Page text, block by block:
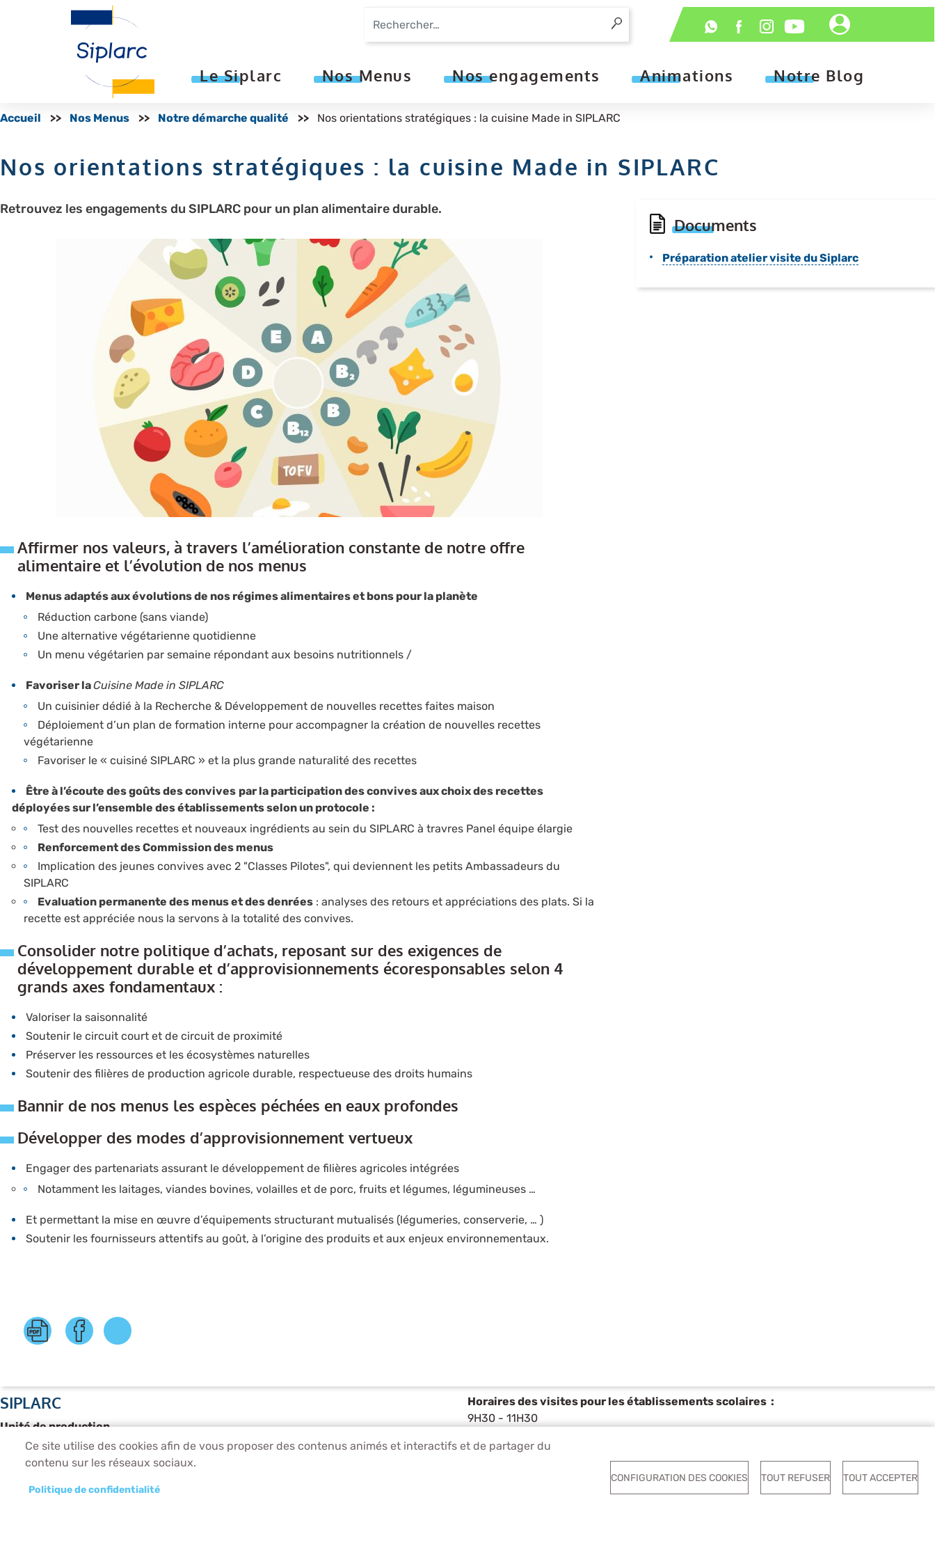
contenu
Header
-
Connexion
Réseaux
sociaux
Le Siplarc Nos Menus Nos engagements Animations Notre Blog
Accueil Nos Menus Notre démarche qualité Nos orientations stratégiques : la cuisine Made in SIPLARC
Nos orientations stratégiques : la cuisine Made in SIPLARC
Retrouvez les engagements du SIPLARC pour un plan alimentaire durable.
Affirmer nos valeurs, à travers l’amélioration constante de notre offre
alimentaire et l’évolution de nos menus
Menus adaptés aux évolutions de nos régimes alimentaires et bons pour la planète
Réduction carbone (sans viande)
Une alternative végétarienne quotidienne
Un menu végétarien par semaine répondant aux besoins nutritionnels /
Favoriser laCuisine Made in SIPLARC
Un cuisinier dédié à la Recherche & Développement de nouvelles recettes faites maison
Déploiement d’un plan de formation interne pour accompagner la création de nouvelles recettes
végétarienne
Favoriser le « cuisiné SIPLARC » et la plus grande naturalité des recettes
Être à l’écoute des goûts des convives par la participation des convives aux choix des recettes
déployées sur l’ensemble des établissements selon un protocole :
Test des nouvelles recettes et nouveaux ingrédients au sein du SIPLARC à travres Panel équipe élargie
Renforcement des Commission des menus
Implication des jeunes convives avec 2 "Classes Pilotes", qui deviennent les petits Ambassadeurs du
SIPLARC
Evaluation permanente des menus et des denrées : analyses des retours et appréciations des plats. Si la
recette est appréciée nous la servons à la totalité des convives.
Consolider notre politique d’achats, reposant sur des exigences de
développement durable et d’approvisionnements écoresponsables selon 4
grands axes fondamentaux :
Valoriser la saisonnalité
Soutenir le circuit court et de circuit de proximité
Préserver les ressources et les écosystèmes naturelles
Soutenir des filières de production agricole durable, respectueuse des droits humains
Bannir de nos menus les espèces péchées en eaux profondes
Développer des modes d’approvisionnement vertueux
Engager des partenariats assurant le développement de filières agricoles intégrées
Notamment les laitages, viandes bovines, volailles et de porc, fruits et légumes, légumineuses …
Et permettant la mise en œuvre d’équipements structurant mutualisés (légumeries, conserverie, … )
Soutenir les fournisseurs attentifs au goût, à l’origine des produits et aux enjeux environnementaux.
Documents
Préparation atelier visite du Siplarc
Ce site utilise des cookies afin de vous proposer des contenus animés et interactifs et de partager du
contenu sur les réseaux sociaux.
Politique de confidentialité
CONFIGURATION DES COOKIES TOUT REFUSER TOUT ACCEPTER
SIPLARC
Unité de production
1 rue Saint-Just, 93130 Noisy-le-Sec
Tél. 01 56 27 02 39
2, rue Saint-Just, 93130 Noisy-le-Sec
Horaires des visites pour les établissements scolaires :
9H30 - 11H30